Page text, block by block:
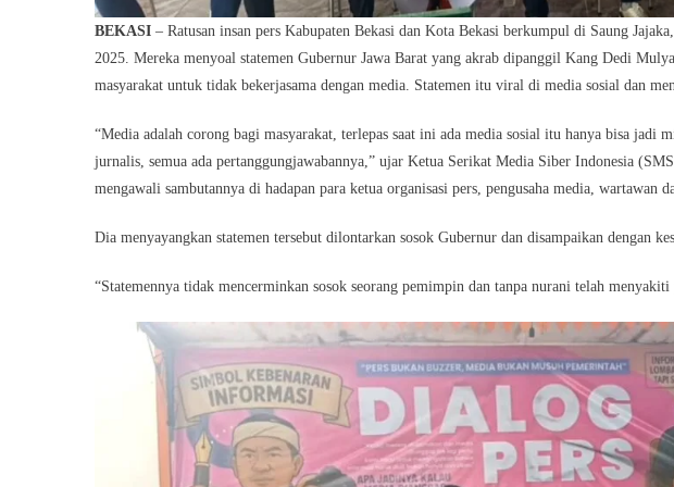
BEKASI – Ratusan insan pers Kabupaten Bekasi dan Kota Bekasi berkumpul di Saung
2025. Mereka menyoal statemen Gubernur Jawa Barat yang akrab dipanggil Kang Dedi
masyarakat untuk tidak bekerjasama dengan media. Statemen itu viral di media sosial dan
“Media adalah corong bagi masyarakat, terlepas saat ini ada media sosial itu hanya bisa jadi
jurnalis, semua ada pertanggungjawabannya,” ujar Ketua Serikat Media Siber Indonesia
mengawali sambutannya di hadapan para ketua organisasi pers, pengusaha media, wartawan
Dia menyayangkan statemen tersebut dilontarkan sosok Gubernur dan disampaikan dengan
“Statemennya tidak mencerminkan sosok seorang pemimpin dan tanpa nurani telah menyakiti